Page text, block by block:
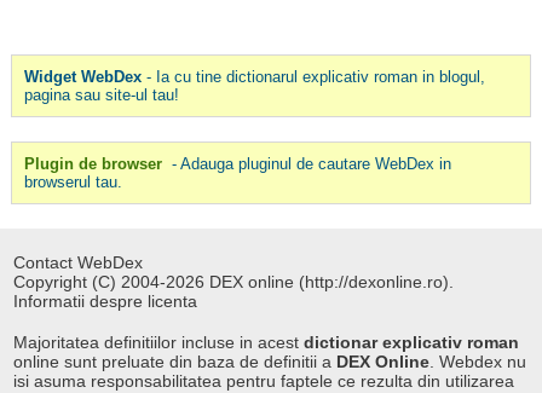
Widget WebDex- Ia cu tine dictionarul explicativ roman in blogul,
pagina sau site-ul tau!
Plugin de browser - Adauga pluginul de cautare WebDex in
browserul tau.
Contact WebDex
Copyright (C) 2004-2026 DEX online (http://dexonline.ro).
Informatii despre licenta
Majoritatea definitiilor incluse in acestdictionar explicativ roman
online sunt preluate din baza de definitii a DEX Online . Webdex nu
isi asuma responsabilitatea pentru faptele ce rezulta din utilizarea